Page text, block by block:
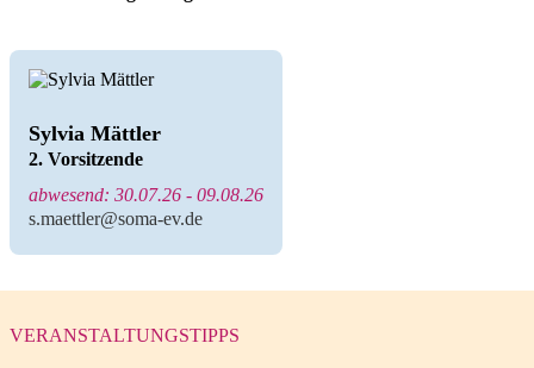
Sylvia Mättler
2. Vorsitzende
abwesend: 30.07.26 - 09.08.26
s.maettler@soma-ev.de
VERANSTALTUNGSTIPPS